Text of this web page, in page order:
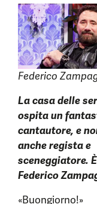
Federico
La casa delle
ospita un
cantautore, e
anche regista e
sceneggiatore.
Federico
«Buongiorno!»